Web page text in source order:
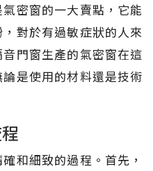
密窗的一大賣點，它能
對於有過敏症狀的人來
門窗生產的氣密窗在這
是使用的材料還是技術
和細致的過程。首先，